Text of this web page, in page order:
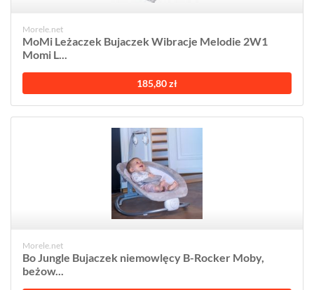
Morele.net
MoMi Leżaczek Bujaczek Wibracje Melodie 2W1
Momi L...
185,80 zł
Morele.net
Bo Jungle Bujaczek niemowlęcy B-Rocker Moby,
beżow...